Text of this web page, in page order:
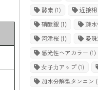
酵素 (1) 近接相
硝酸銀 (1) 疎
河津桜 (1) 曼
感光性ヘアカラー (1)
女子力アップ (1)
加水分解型タンニン